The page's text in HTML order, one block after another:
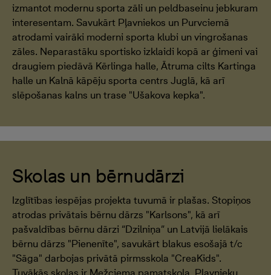
izmantot modernu sporta zāli un peldbaseinu jebkuram
interesentam. Savukārt Pļavniekos un Purvciemā
atrodami vairāki moderni sporta klubi un vingrošanas
zāles. Neparastāku sportisko izklaidi kopā ar ģimeni vai
draugiem piedāvā Kērlinga halle, Ātruma cilts Kartinga
halle un Kalnā kāpēju sporta centrs Juglā, kā arī
slēpošanas kalns un trase "Ušakova kepka".
Skolas un bērnudārzi
Izglītības iespējas projekta tuvumā ir plašas. Stopiņos
atrodas privātais bērnu dārzs "Karlsons", kā arī
pašvaldības bērnu dārzi “Dzilniņa” un Latvijā lielākais
bērnu dārzs "Pienenīte", savukārt blakus esošajā t/c
"Sāga" darbojas privātā pirmsskola "CreaKids".
Tuvākās skolas ir Mežciema pamatskola, Pļavnieku